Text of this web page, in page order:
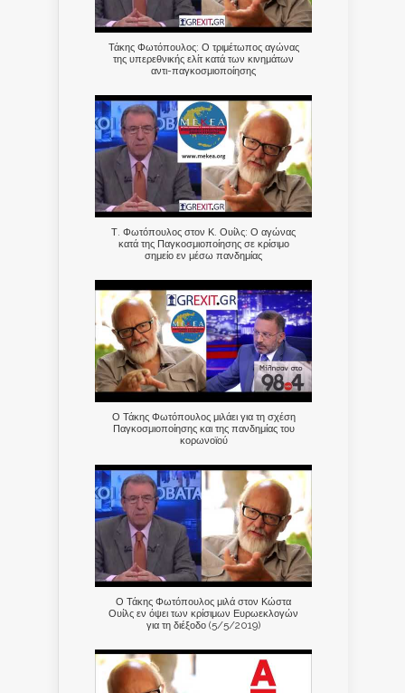
Τάκης Φωτόπουλος: Ο τριμέτωπος αγώνας
της υπερεθνικής ελίτ κατά των κινημάτων
αντι-παγκοσμιοποίησης
Τ. Φωτόπουλος στον Κ. Ουίλς: Ο αγώνας
κατά της Παγκοσμιοποίησης σε κρίσιμο
σημείο εν μέσω πανδημίας
Ο Τάκης Φωτόπουλος μιλάει για τη σχέση
Παγκοσμιοποίησης και της πανδημίας του
κορωνοϊού
Ο Τάκης Φωτόπουλος μιλά στον Κώστα
Ουίλς εν όψει των κρίσιμων Ευρωεκλογών
για τη διέξοδο (5/5/2019)